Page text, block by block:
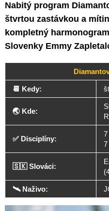
Nabitý program
štvrtou zastávkou a
kompletný
Slovenky Emmy
📆 Kedy:
🌏 Kde:
✅ Disciplíny:
🇸🇰 Slováci:
🛰️ Naživo: